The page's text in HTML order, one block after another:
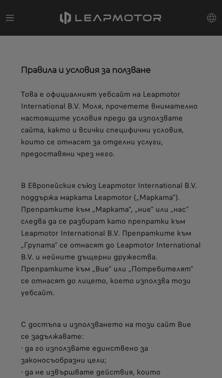
Правила и условия за ползване
Това е официалният уебсайт на Leapmotor
International B.V. Моля, прочетете внимателно
настоящите условия преди да използвате
сайта, както и всички специфични условия,
които се отнасят за отделни услуги,
предоставяни чрез него.
В Европейския съюз Leapmotor International B.V.
поддържа марката Leapmotor („Марката“).
Препратките към „Марката“, „ние“ или „нас“
следва да се разбират като препратки към
Leapmotor International B.V. Препратките към
„Групата“ се отнасят до Leapmotor International
B.V. и нейните дъщерни дружества.
Препратките към „Вие“ или „Потребителят“
се отнасят до лицето, което използва този
уебсайт.
С достъпа и използването на този сайт Вие
се задължавате:
- да го използвате единствено за
законосъобразни цели;
- да не извършвате действия, които